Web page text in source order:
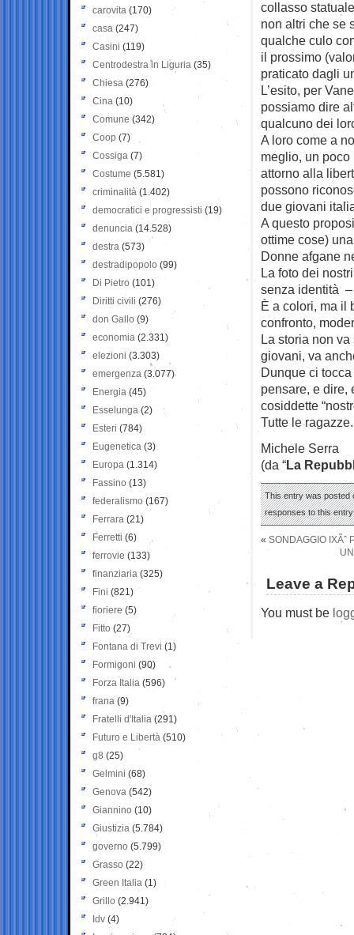
collasso
non altri che se
qualche culo
il prossimo
praticato dagli
L’esito, per
possiamo dire
qualcuno dei
A loro come a
meglio, un
attorno alla
possono
due giovani
A questo
ottime cose)
Donne afgane
La foto dei
senza identità
È a colori, ma il
confronto,
La storia non
giovani, va
Dunque ci
pensare, e dire,
cosiddette
Tutte le ragazze.
Michele Serra
(da “La
This entry was posted
responses to this
« SONDAGGIO IXÃˆ
Leave a
You must be
carovita (170)
casa (247)
Casini (119)
Centrodestra in Liguria (35)
Chiesa (276)
Cina (10)
Comune (342)
Coop (7)
Cossiga (7)
Costume (5.581)
criminalità (1.402)
democratici e progressisti (19)
denuncia (14.528)
destra (573)
destradipopolo (99)
Di Pietro (101)
Diritti civili (276)
don Gallo (9)
economia (2.331)
elezioni (3.303)
emergenza (3.077)
Energia (45)
Esselunga (2)
Esteri (784)
Eugenetica (3)
Europa (1.314)
Fassino (13)
federalismo (167)
Ferrara (21)
Ferretti (6)
ferrovie (133)
finanziaria (325)
Fini (821)
fioriere (5)
Fitto (27)
Fontana di Trevi (1)
Formigoni (90)
Forza Italia (596)
frana (9)
Fratelli d'Italia (291)
Futuro e Libertà (510)
g8 (25)
Gelmini (68)
Genova (542)
Giannino (10)
Giustizia (5.784)
governo (5.799)
Grasso (22)
Green Italia (1)
Grillo (2.941)
Idv (4)